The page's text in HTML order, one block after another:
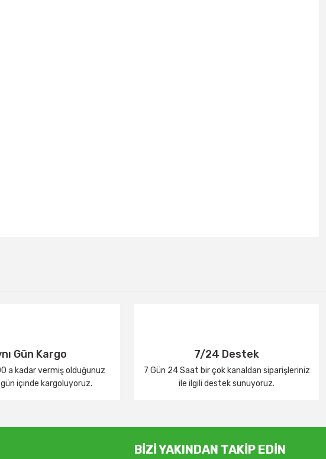
Gün Kargo
a kadar vermiş olduğunuz
içinde kargoluyoruz.
7/24 Destek
7 Gün 24 Saat bir çok kanaldan siparişleriniz
ile ilgili destek sunuyoruz.
BİZİ YAKINDAN TAKİP EDİN